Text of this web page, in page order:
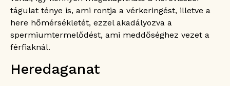
tágulat ténye is, ami rontja a vérkeringést, illetve a
here hőmérsékletét, ezzel akadályozva a
spermiumtermelődést, ami meddőséghez vezet a
férfiaknál.
Heredaganat